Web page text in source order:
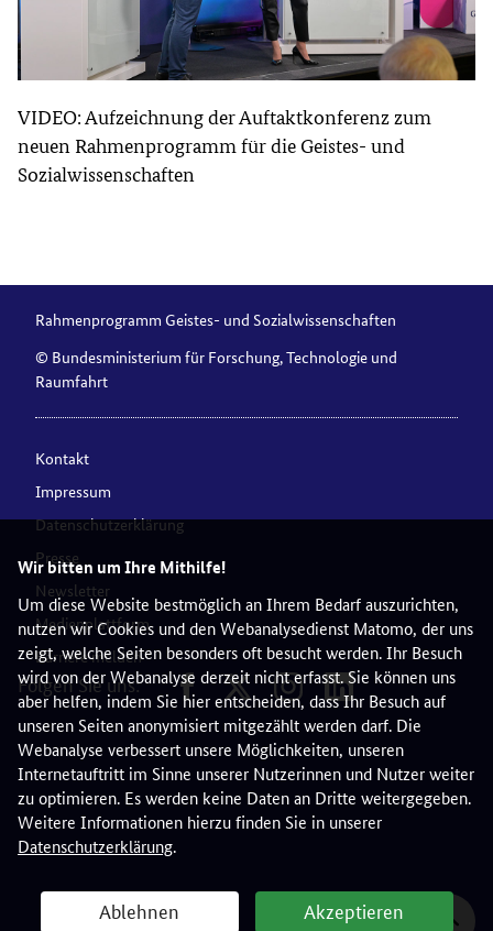
Wir bitten um Ihre Mithilfe!
Um diese Website bestmöglich an Ihrem Bedarf auszurichten,
nutzen wir Cookies und den Webanalysedienst Matomo, der uns
zeigt, welche Seiten besonders oft besucht werden. Ihr Besuch
wird von der Webanalyse derzeit nicht erfasst. Sie können uns
aber helfen, indem Sie hier entscheiden, dass Ihr Besuch auf
unseren Seiten anonymisiert mitgezählt werden darf. Die
Webanalyse verbessert unsere Möglichkeiten, unseren
Internetauftritt im Sinne unserer Nutzerinnen und Nutzer weiter
zu optimieren. Es werden keine Daten an Dritte weitergegeben.
Weitere Informationen hierzu finden Sie in unserer
Datenschutzerklärung.
Ablehnen Akzeptieren
VIDEO: Aufzeichnung der Auftaktkonferenz zum
neuen Rahmenprogramm für die Geistes- und
Sozialwissenschaften
Rahmenprogramm Geistes- und Sozialwissenschaften
© Bundesministerium für Forschung, Technologie und
Raumfahrt
Kontakt
Impressum
Datenschutzerklärung
Presse
Newsletter
Medienplattform
Barriere melden
Folgen Sie uns: